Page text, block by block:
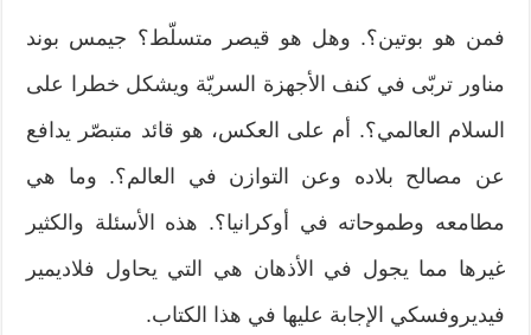
فمن هو بوتين؟. وهل هو قيصر متسلّط؟ جيمس بوند
مناور تربّى في كنف الأجهزة السريّة ويشكل خطرا على
السلام العالمي؟. أم على العكس، هو قائد متبصّر يدافع
عن مصالح بلاده وعن التوازن في العالم؟. وما هي
مطامعه وطموحاته في أوكرانيا؟. هذه الأسئلة والكثير
غيرها مما يجول في الأذهان هي التي يحاول فلاديمير
فيديروفسكي الإجابة عليها في هذا الكتاب.